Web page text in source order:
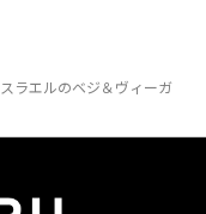
スラエルのベジ＆ヴィーガ